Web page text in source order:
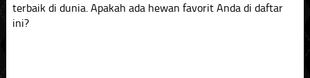
terbaik di dunia. Apakah ada hewan favorit Anda di daftar
ini?